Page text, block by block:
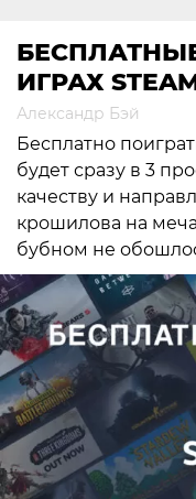
ИГРАХ
Александр Бэй
Бесплатно
будет сразу в 3
качеству и
крошилова на
бубном не